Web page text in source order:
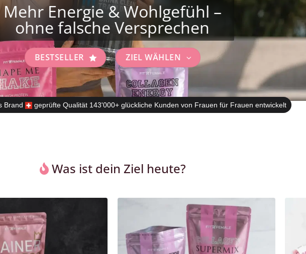
Mehr Energie & Wohlgefühl –
ohne falsche Versprechen
BESTSELLER ZIEL WÄHLEN
Brand geprüfte Qualität 143'000+ glückliche Kunden von Frauen für Frauen entwickelt
Was ist dein Ziel heute?